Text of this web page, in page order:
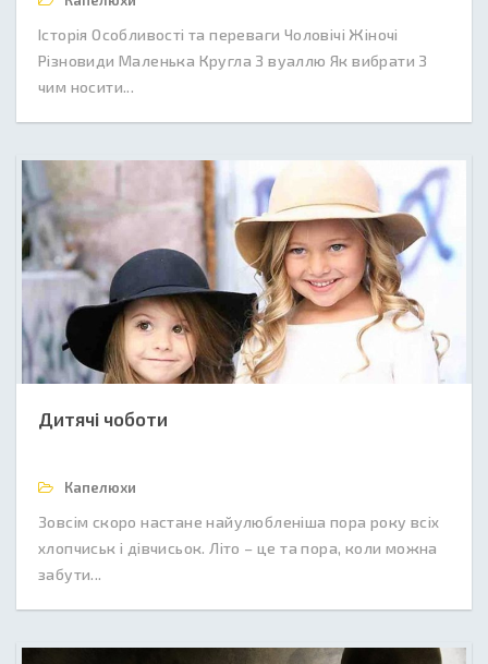
Історія Особливості та переваги Чоловічі Жіночі
Різновиди Маленька Кругла З вуаллю Як вибрати З
чим носити...
Дитячі чоботи
Капелюхи
Зовсім скоро настане найулюбленіша пора року всіх
хлопчиськ і дівчисьок. Літо – це та пора, коли можна
забути...